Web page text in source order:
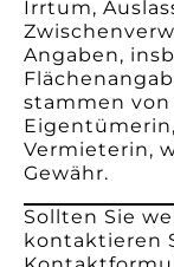
Irrtum,
Angaben,
stammen
Vermieterin,
Gewähr.
Sollten Sie
kontaktieren